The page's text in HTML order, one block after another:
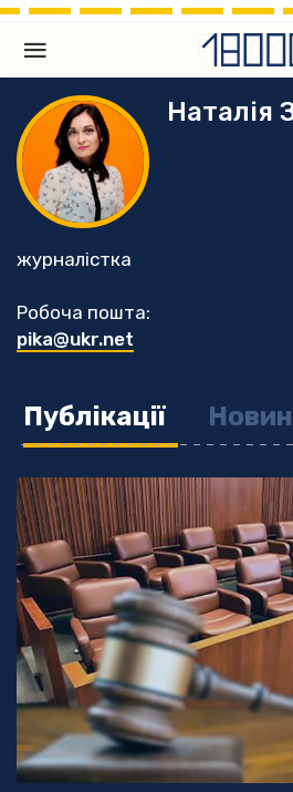
Наталія
журналістка
Робоча пошта:
pika@ukr.net
Публікації